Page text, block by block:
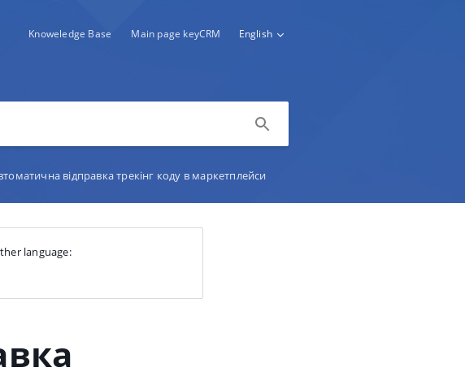
Knoweledge Base Main page keyCRM English
відправка трекінг коду в маркетплейси
language: